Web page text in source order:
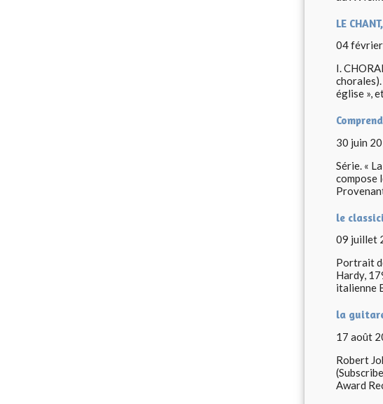
LE
04
I.
église »,
30 juin
Série. «
compose
le
09 juillet
Portrait
Hardy,
italienne
la
17 août
Robert
Award